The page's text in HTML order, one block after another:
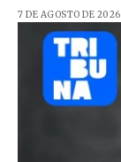
7 DE AGOSTO DE 2026